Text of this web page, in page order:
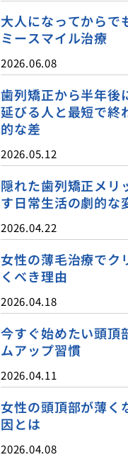
大人になってからで
ミースマイル治療
2026.06.08
歯列矯正から半年後
延びる人と最短で終
的な差
2026.05.12
隠れた歯列矯正メリ
す日常生活の劇的な
2026.04.22
女性の薄毛治療でク
くべき理由
2026.04.18
今すぐ始めたい頭頂
ムアップ習慣
2026.04.11
女性の頭頂部が薄く
因とは
2026.04.08